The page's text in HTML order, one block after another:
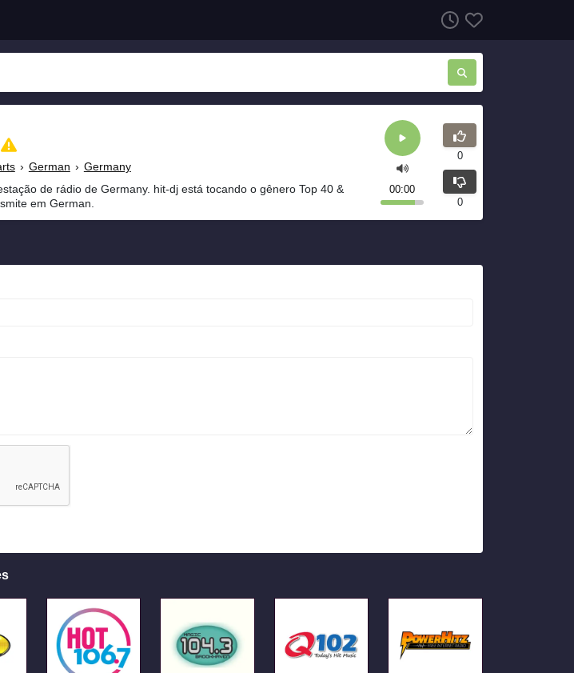
› German › Germany
de rádio de Germany. hit-dj está tocando o gênero Top 40 &
em German.
00:00
0
0